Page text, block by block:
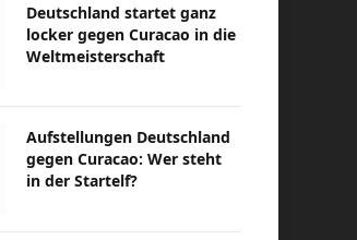
Deutschland startet ganz
locker gegen Curacao in die
Weltmeisterschaft
Aufstellungen Deutschland
gegen Curacao: Wer steht
in der Startelf?